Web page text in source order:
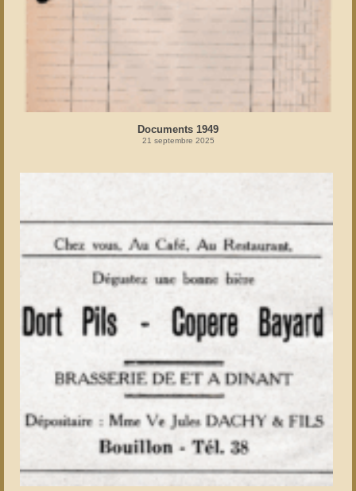
Documents 1949
21 septembre 2025